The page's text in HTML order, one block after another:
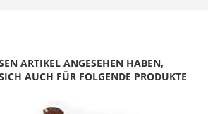
ARTIKEL ANGESEHEN HABEN,
AUCH FÜR FOLGENDE PRODUKTE